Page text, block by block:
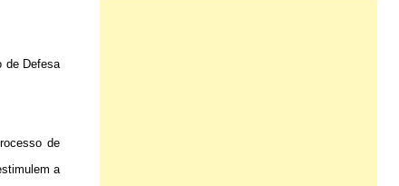
de Defesa
de
a